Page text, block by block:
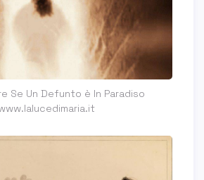
Se Un Defunto è In Paradiso